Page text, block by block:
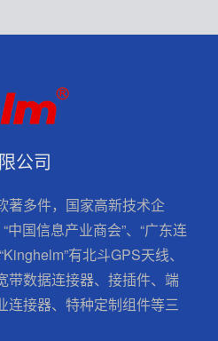
公司
著多件，国家高新技术企
中国信息产业商会”、“广东连
有北斗GPS天线、
带数据连接器、接插件、端
连接器、特种定制组件等三